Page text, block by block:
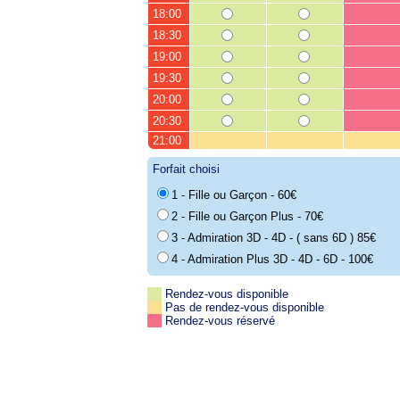
18:00
18:30
19:00
19:30
20:00
20:30
21:00
Forfait choisi
1 - Fille ou Garçon - 60€
2 - Fille ou Garçon Plus - 70€
3 - Admiration 3D - 4D - ( sans 6D ) 85€
4 - Admiration Plus 3D - 4D - 6D - 100€
Rendez-vous disponible
Pas de rendez-vous disponible
Rendez-vous réservé